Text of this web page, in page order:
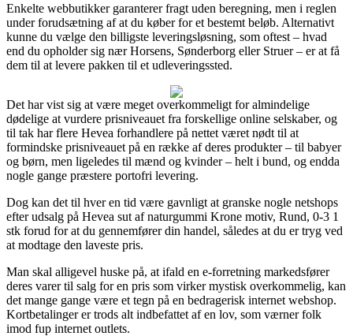
Enkelte webbutikker garanterer fragt uden beregning, men i reglen
under forudsætning af at du køber for et bestemt beløb. Alternativt
kunne du vælge den billigste leveringsløsning, som oftest – hvad
end du opholder sig nær Horsens, Sønderborg eller Struer – er at få
dem til at levere pakken til et udleveringssted.
Det har vist sig at være meget overkommeligt for almindelige
dødelige at vurdere prisniveauet fra forskellige online selskaber, og
til tak har flere Hevea forhandlere på nettet været nødt til at
formindske prisniveauet på en række af deres produkter – til babyer
og børn, men ligeledes til mænd og kvinder – helt i bund, og endda
nogle gange præstere portofri levering.
Dog kan det til hver en tid være gavnligt at granske nogle netshops
efter udsalg på Hevea sut af naturgummi Krone motiv, Rund, 0-3 1
stk forud for at du gennemfører din handel, således at du er tryg ved
at modtage den laveste pris.
Man skal alligevel huske på, at ifald en e-forretning markedsfører
deres varer til salg for en pris som virker mystisk overkommelig, kan
det mange gange være et tegn på en bedragerisk internet webshop.
Kortbetalinger er trods alt indbefattet af en lov, som værner folk
imod fup internet outlets.